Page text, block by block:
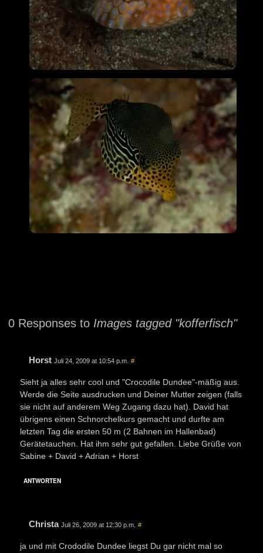
0 Responses to Images tagged "kofferfisch"
Horst Juli 24, 2009 at 10:54 p.m. #
Sieht ja alles sehr cool und "Crocodile Dundee"-mäßig aus.
Werde die Seite ausdrucken und Deiner Mutter zeigen (falls
sie nicht auf anderem Weg Zugang dazu hat). David hat
übrigens einen Schnorchelkurs gemacht und durfte am
letzten Tag die ersten 50 m (2 Bahnen im Hallenbad)
Gerätetauchen. Hat ihm sehr gut gefallen. Liebe Grüße von
Sabine + David + Adrian + Horst
ANTWORTEN
Christa Juli 26, 2009 at 12:30 p.m. #
ja und mit Crododile Dundee liegst Du gar nicht mal so